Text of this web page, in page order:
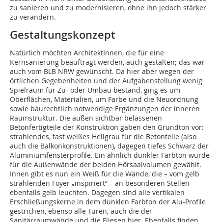
zu sanieren und zu modernisieren, ohne ihn jedoch stärker
zu verändern.
Gestaltungskonzept
Natürlich möchten ArchitektInnen, die für eine
Kernsanierung beauftragt werden, auch gestalten; das war
auch vom BLB NRW gewünscht. Da hier aber wegen der
örtlichen Gegebenheiten und der Aufgabenstellung wenig
Spielraum für Zu- oder Umbau bestand, ging es um
Oberflächen, Materialien, um Farbe und die Neuordnung
sowie baurechtlich notwendige Ergänzungen der inneren
Raumstruktur. Die außen sichtbar belassenen
Betonfertigteile der Konstruktion gaben den Grundton vor:
strahlendes, fast weißes Hellgrau für die Betonteile (also
auch die Balkonkonstruktionen), dagegen tiefes Schwarz der
Aluminiumfensterprofile. Ein ähnlich dunkler Farbton wurde
für die Außenwände der beiden Hörsaalvolumen gewählt.
Innen gibt es nun ein Weiß für die Wände, die – vom gelb
strahlenden Foyer „inspiriert“ – an besonderen Stellen
ebenfalls gelb leuchten. Dagegen sind alle vertikalen
Erschließungskerne in dem dunklen Farbton der Alu-Profile
gestrichen, ebenso alle Türen, auch die der